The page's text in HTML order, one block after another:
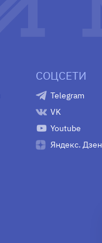
СОЦСЕТИ
Telegram
VK
Youtube
Яндекс. Дзен